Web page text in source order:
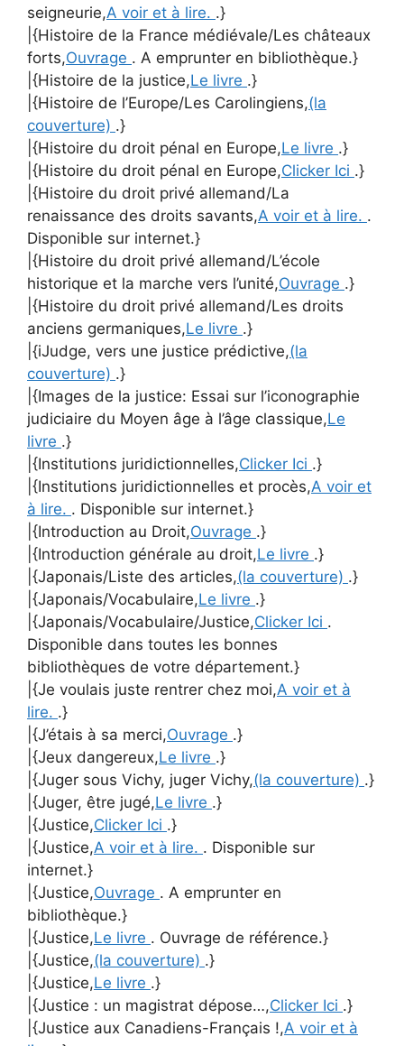
seigneurie,A voir et à lire. .}
|{Histoire de la France médiévale/Les châteaux
forts,Ouvrage . A emprunter en bibliothèque.}
|{Histoire de la justice,Le livre .}
|{Histoire de l’Europe/Les Carolingiens,(la
couverture) .}
|{Histoire du droit pénal en Europe,Le livre .}
|{Histoire du droit pénal en Europe,Clicker Ici .}
|{Histoire du droit privé allemand/La
renaissance des droits savants,A voir et à lire. .
Disponible sur internet.}
|{Histoire du droit privé allemand/L’école
historique et la marche vers l’unité,Ouvrage .}
|{Histoire du droit privé allemand/Les droits
anciens germaniques,Le livre .}
|{iJudge, vers une justice prédictive,(la
couverture) .}
|{Images de la justice: Essai sur l’iconographie
judiciaire du Moyen âge à l’âge classique,Le
livre .}
|{Institutions juridictionnelles,Clicker Ici .}
|{Institutions juridictionnelles et procès,A voir et
à lire. . Disponible sur internet.}
|{Introduction au Droit,Ouvrage .}
|{Introduction générale au droit,Le livre .}
|{Japonais/Liste des articles,(la couverture) .}
|{Japonais/Vocabulaire,Le livre .}
|{Japonais/Vocabulaire/Justice,Clicker Ici .
Disponible dans toutes les bonnes
bibliothèques de votre département.}
|{Je voulais juste rentrer chez moi,A voir et à
lire. .}
|{J’étais à sa merci,Ouvrage .}
|{Jeux dangereux,Le livre .}
|{Juger sous Vichy, juger Vichy,(la couverture) .}
|{Juger, être jugé,Le livre .}
|{Justice,Clicker Ici .}
|{Justice,A voir et à lire. . Disponible sur
internet.}
|{Justice,Ouvrage . A emprunter en
bibliothèque.}
|{Justice,Le livre . Ouvrage de référence.}
|{Justice,(la couverture) .}
|{Justice,Le livre .}
|{Justice : un magistrat dépose…,Clicker Ici .}
|{Justice aux Canadiens-Français !,A voir et à